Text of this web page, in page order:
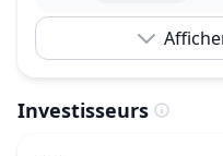
Investisseurs